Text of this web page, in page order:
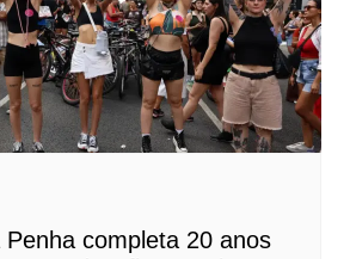
Penha completa 20 anos